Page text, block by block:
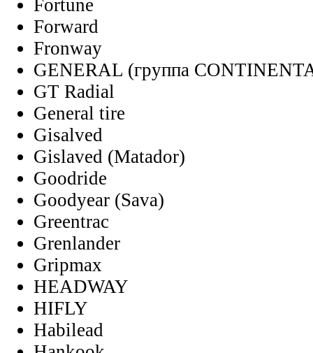
Fortune
Forward
Fronway
GENERAL (группа
GT Radial
General tire
Gisalved
Gislaved (Matador)
Goodride
Goodyear (Sava)
Greentrac
Grenlander
Gripmax
HEADWAY
HIFLY
Habilead